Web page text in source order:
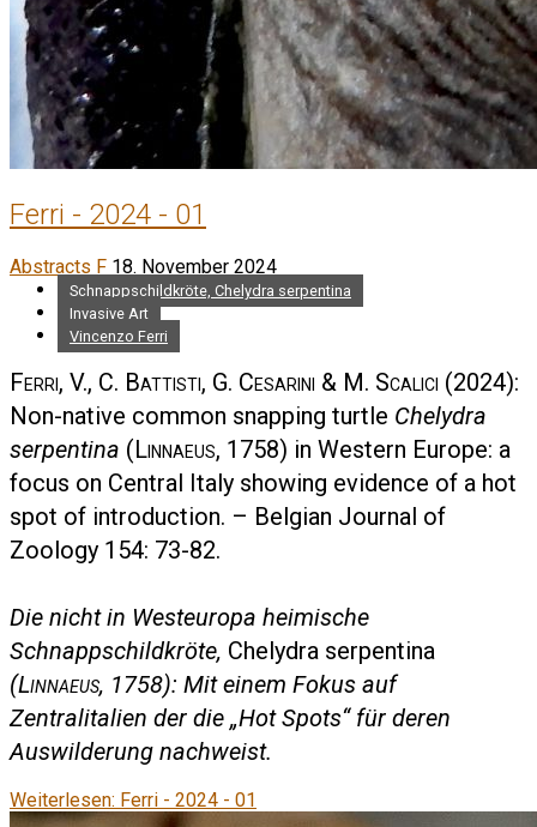
Ferri - 2024 - 01
Abstracts F 18. November 2024
Schnappschildkröte, Chelydra serpentina
Invasive Art
Vincenzo Ferri
Ferri, V., C. Battisti, G. Cesarini & M. Scalici (2024):
Non-native common snapping turtle Chelydra
serpentina (Linnaeus, 1758) in Western Europe: a
focus on Central Italy showing evidence of a hot
spot of introduction. – Belgian Journal of
Zoology 154: 73-82.
Die nicht in Westeuropa heimische
Schnappschildkröte, Chelydra serpentina
(Linnaeus, 1758): Mit einem Fokus auf
Zentralitalien der die „Hot Spots“ für deren
Auswilderung nachweist.
Weiterlesen: Ferri - 2024 - 01